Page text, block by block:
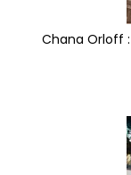
Chana Orloff